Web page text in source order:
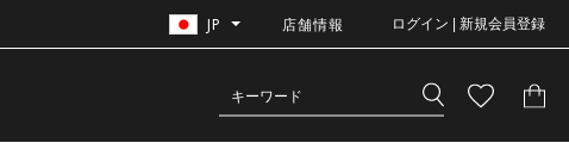
JP 店舗情報 ログイン | 新規会員登録